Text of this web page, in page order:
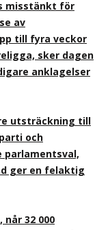
misstänkt för
av
till fyra veckor
sker dagen
anklagelser
utsträckning till
och
ger en felaktig
32 000